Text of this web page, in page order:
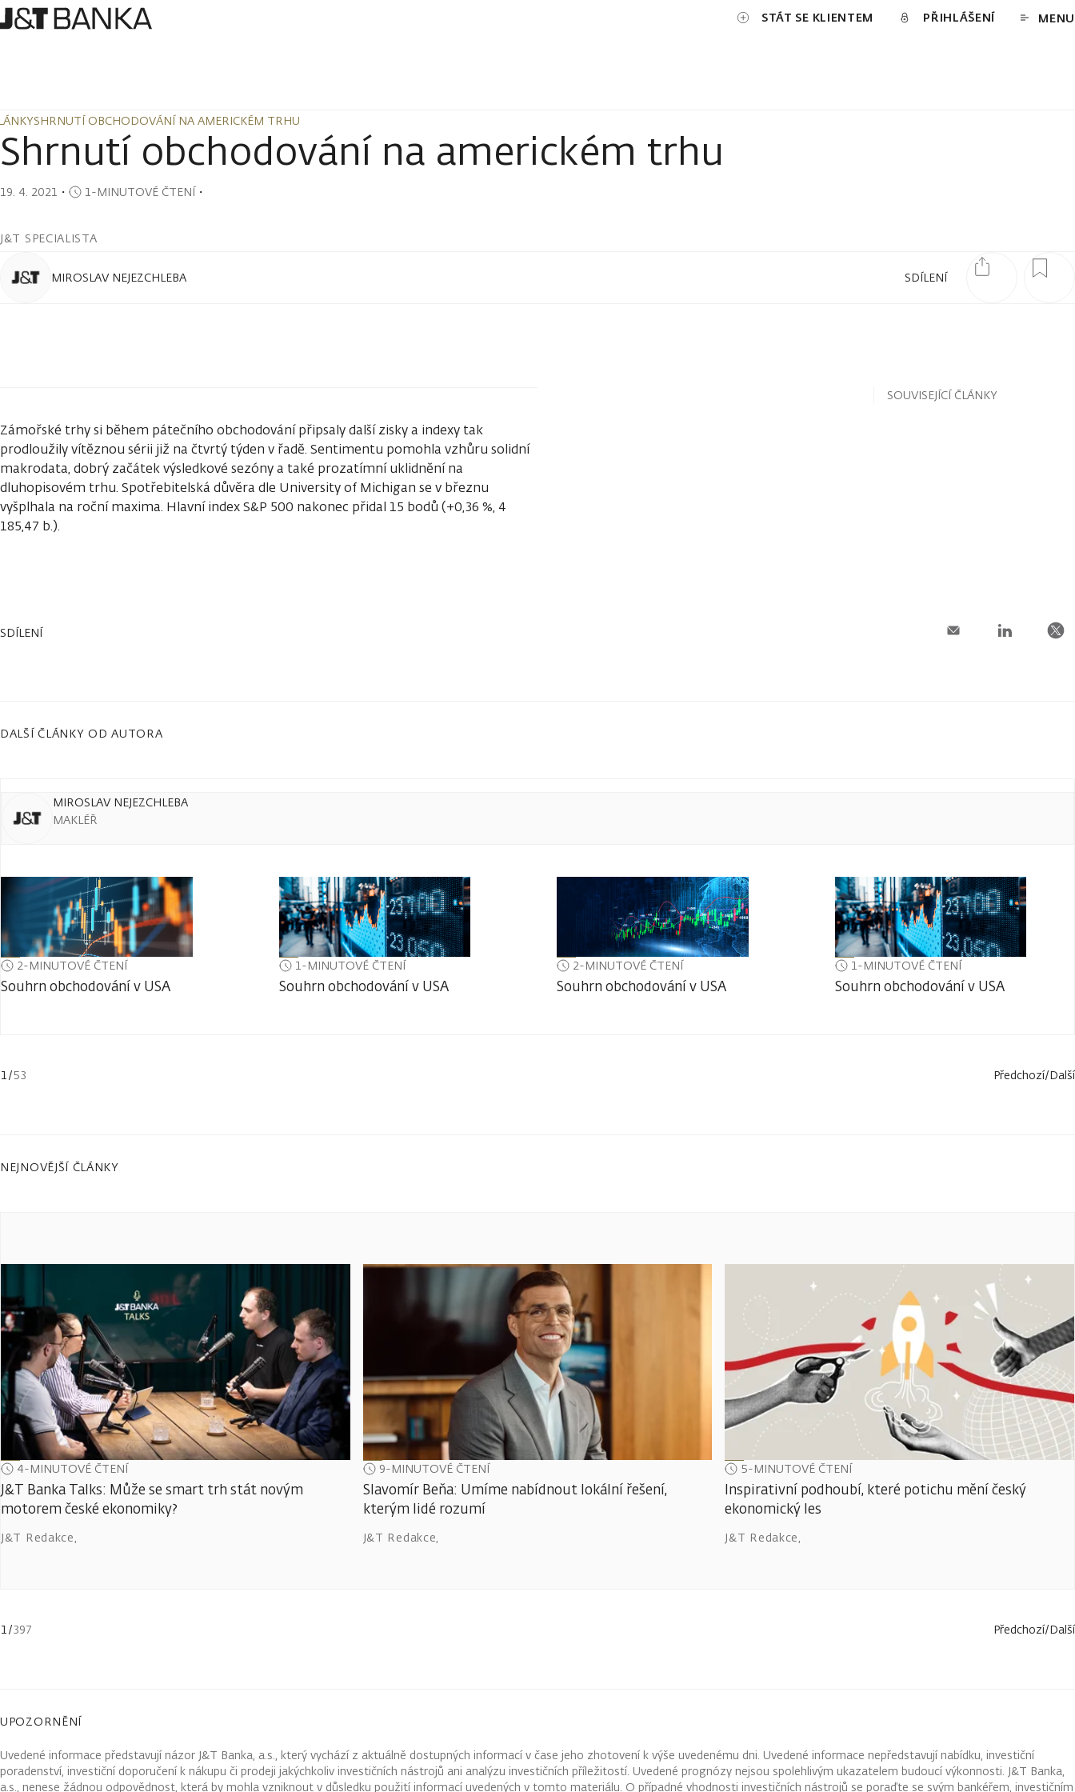
STÁT SE KLIENTEM PŘIHLÁŠENÍ MENU
SHRNUTÍ OBCHODOVÁNÍ NA AMERICKÉM TRHU
SHRNUTÍ OBCHODOVÁNÍ NA AMERICKÉM TRHU
Shrnutí obchodování na americkém trhu
19. 4. 2021 ・ 1-MINUTOVÉ ČTENÍ・
J&T SPECIALISTA
SDÍLENÍ
MIROSLAV NEJEZCHLEBA
Zámořské trhy si během pátečního obchodování připsaly další zisky a indexy tak
prodloužily vítěznou sérii již na čtvrtý týden v řadě. Sentimentu pomohla vzhůru solidní
makrodata, dobrý začátek výsledkové sezóny a také prozatímní uklidnění na
dluhopisovém trhu. Spotřebitelská důvěra dle University of Michigan se v březnu
vyšplhala na roční maxima. Hlavní index S&P 500 nakonec přidal 15 bodů (+0,36 %, 4
185,47 b.).
SOUVISEJÍCÍ ČLÁNKY
SDÍLENÍ
DALŠÍ ČLÁNKY OD AUTORA
MIROSLAV NEJEZCHLEBA
MAKLÉŘ
2-MINUTOVÉ ČTENÍ
Souhrn obchodování v USA
1-MINUTOVÉ ČTENÍ
Souhrn obchodování v USA
2-MINUTOVÉ ČTENÍ
Souhrn obchodování v USA
1-MINUTOVÉ ČTENÍ
Souhrn obchodování v USA
1 /53 Předchozí/Další
NEJNOVĚJŠÍ ČLÁNKY
4-MINUTOVÉ ČTENÍ
J&T Banka Talks: Může se smart trh stát novým
motorem české ekonomiky?
J&T Redakce,
9-MINUTOVÉ ČTENÍ
Slavomír Beňa: Umíme nabídnout lokální řešení,
kterým lidé rozumí
J&T Redakce,
5-MINUTOVÉ ČTENÍ
Inspirativní podhoubí, které potichu mění český
ekonomický les
J&T Redakce,
1/397 Předchozí/Další
UPOZORNĚNÍ
Uvedené informace představují názor J&T Banka, a.s., který vychází z aktuálně dostupných informací v čase jeho zhotovení k výše uvedenému dni. Uvedené informace nepředstavují nabídku, investiční
poradenství, investiční doporučení k nákupu či prodeji jakýchkoliv investičních nástrojů ani analýzu investičních příležitostí. Uvedené prognózy nejsou spolehlivým ukazatelem budoucí výkonnosti. J&T Banka,
a.s., nenese žádnou odpovědnost, která by mohla vzniknout v důsledku použití informací uvedených v tomto materiálu. O případné vhodnosti investičních nástrojů se poraďte se svým bankéřem, investičním